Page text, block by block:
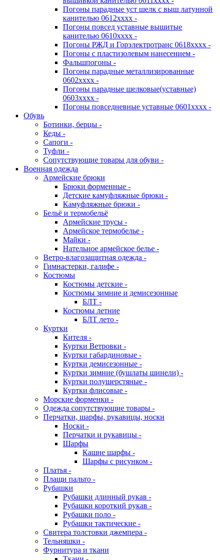
Погоны парадные уст шелк с выш латунной
канителью 0612хххх -
Погоны повсед уставные вышитые
канителью 0610хххх -
Погоны РЖД и Горэлектротранс 0618хххх -
Погоны с пластизолевым нанесением -
Фальшпогоны -
Погоны парадные металлизированные
0602хххх -
Погоны парадные шелковые(уставные)
0603хххх -
Погоны повседневные уставные 0601хххх -
Обувь
Ботинки, берцы -
Кеды -
Сапоги -
Туфли -
Сопутствующие товары для обуви -
Военная одежда
Армейские брюки
Брюки форменные -
Детские камуфляжные брюки -
Камуфляжные брюки -
Бельё и термобельё
Армейские трусы -
Армейское термобелье -
Майки -
Нательное армейское белье -
Ветро-влагозащитная одежда -
Гимнастерки, галифе -
Костюмы
Костюмы детские -
Костюмы зимние и демисезонные
БЛТ -
Костюмы летние
БЛТ лето -
Куртки
Кителя -
Куртки Ветровки -
Куртки габардиновые -
Куртки демисезонные -
Куртки зимние (бушлаты шинели) -
Куртки полушерстяные -
Куртки флисовые -
Морские форменки -
Одежда сопутствующие товары -
Перчатки, шарфы, рукавицы, носки
Носки -
Перчатки и рукавицы -
Шарфы
Кашне шарфы -
Шарфы с рисунком -
Платья -
Плащи пальто -
Рубашки
Рубашки длинный рукав -
Рубашки короткий рукав -
Рубашки поло -
Рубашки тактические -
Свитера толстовки джемпера -
Тельняшки -
Фурнитура и ткани